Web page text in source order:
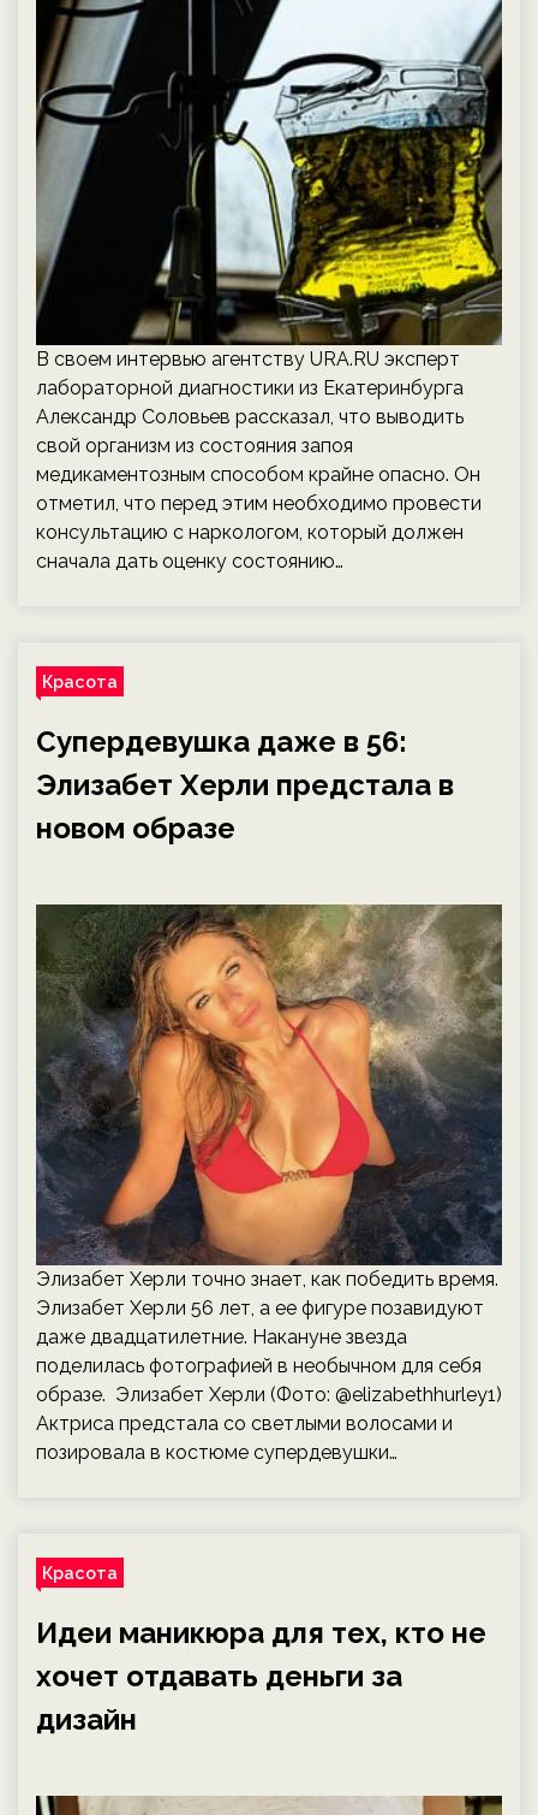
В своем интервью агентству URA.RU эксперт
лабораторной диагностики из Екатеринбурга
Александр Соловьев рассказал, что выводить
свой организм из состояния запоя
медикаментозным способом крайне опасно. Он
отметил, что перед этим необходимо провести
консультацию с наркологом, который должен
сначала дать оценку состоянию…
Красота
Супердевушка даже в 56:
Элизабет Херли предстала в
новом образе
Элизабет Херли точно знает, как победить время.
Элизабет Херли 56 лет, а ее фигуре позавидуют
даже двадцатилетние. Накануне звезда
поделилась фотографией в необычном для себя
образе. Элизабет Херли (Фото: @elizabethhurley1)
Актриса предстала со светлыми волосами и
позировала в костюме супердевушки…
Красота
Идеи маникюра для тех, кто не
хочет отдавать деньги за
дизайн